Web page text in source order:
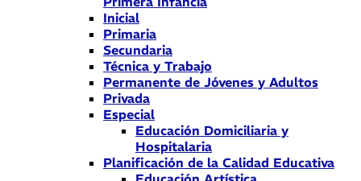
Inicial
Primaria
Secundaria
Técnica y Trabajo
Permanente de Jóvenes y Adultos
Privada
Especial
Educación Domiciliaria y
Hospitalaria
Planificación de la Calidad Educativa